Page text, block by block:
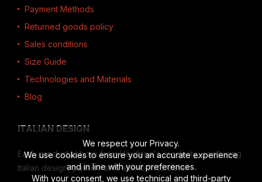
Payment Methods
Returned goods policy
Sales conditions
Size Guide
Technologies and Materials
Blog
ITALIAN DESIGN
Each product is born from Heuforia's creativity, combining
Italian design, passion and attention to detail.
We respect your Privacy.
We use cookies to ensure you an accurate experience
and in line with your preferences.
With your consent, we use technical and third-party